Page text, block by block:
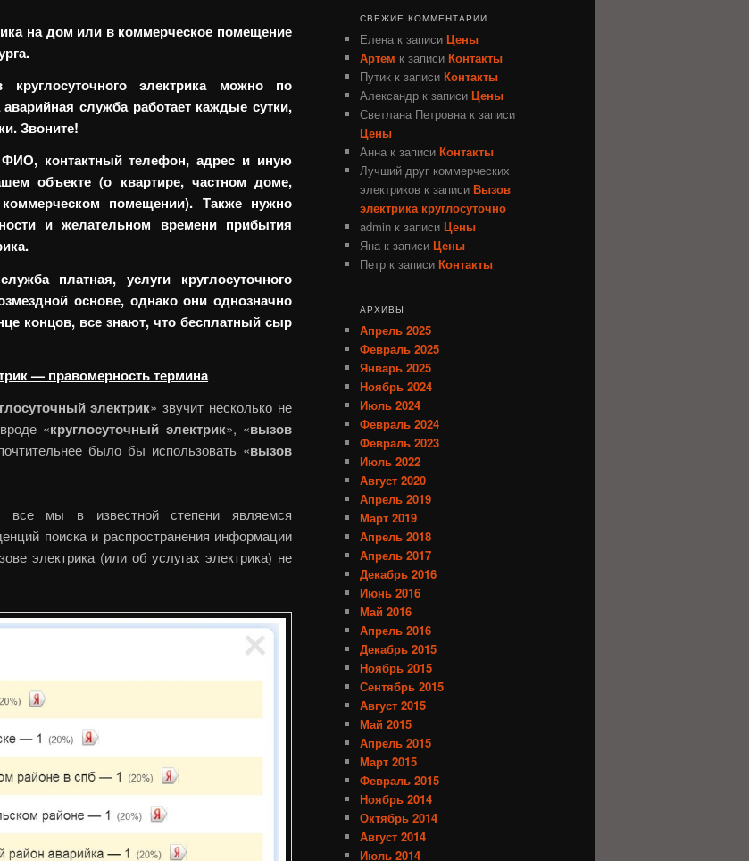
на дом или в коммерческое помещение
электрика можно по
служба работает каждые сутки,
Звоните!
контактный телефон, адрес и иную
объекте (о квартире, частном доме,
помещении). Также нужно
и желательном времени прибытия
платная, услуги круглосуточного
основе, однако они однозначно
концов, все знают, что бесплатный сыр
— правомерность термина
электрик» звучит несколько не
«круглосуточный электрик», «вызов
было бы использовать «вызов
все мы в известной степени являемся
поиска и распространения информации
электрика (или об услугах электрика) не
СВЕЖИЕ КОММЕНТАРИИ
Елена к записи Цены
Артем к записи Контакты
Путик к записи Контакты
Александр к записи Цены
Светлана Петровна к записи
Цены
Анна к записи Контакты
Лучший друг коммерческих
электриков к записи Вызов
электрика круглосуточно
admin к записи Цены
Яна к записи Цены
Петр к записи Контакты
АРХИВЫ
Апрель 2025
Февраль 2025
Январь 2025
Ноябрь 2024
Июль 2024
Февраль 2024
Февраль 2023
Июль 2022
Август 2020
Апрель 2019
Март 2019
Апрель 2018
Апрель 2017
Декабрь 2016
Июнь 2016
Май 2016
Апрель 2016
Декабрь 2015
Ноябрь 2015
Сентябрь 2015
Август 2015
Май 2015
Апрель 2015
Март 2015
Февраль 2015
Ноябрь 2014
Октябрь 2014
Август 2014
Июль 2014